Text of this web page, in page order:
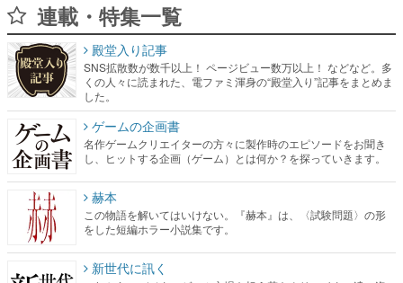
連載・特集一覧
殿堂入り記事
SNS拡散数が数千以上！ ページビュー数万以上！ などなど。多
くの人々に読まれた、電ファミ渾身の“殿堂入り”記事をまとめま
した。
ゲームの企画書
名作ゲームクリエイターの方々に製作時のエピソードをお聞き
し、ヒットする企画（ゲーム）とは何か？を探っていきます。
赫本
この物語を解いてはいけない。『赫本』は、〈試験問題〉の形
をした短編ホラー小説集です。
新世代に訊く